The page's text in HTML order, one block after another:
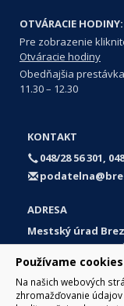
Používame cookies
Na našich webových
zhromažďovanie
OTVÁRACIE HODINY:
Pre zobrazenie
Otváracie hodiny
Obedňajšia prestávka
11.30 – 12.30
KONTAKT
048/28 56 301,
ADRESA
Mestský úrad
Námestie gen. M. R.
977 01 Brezno
Slovakia (Slovak